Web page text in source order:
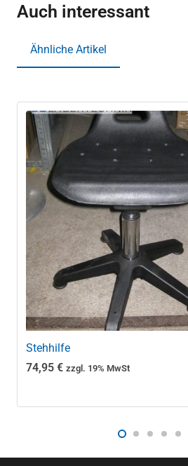
Auch interessant
Ähnliche Artikel
Stehhilfe
74,95 € zzgl. 19% MwSt